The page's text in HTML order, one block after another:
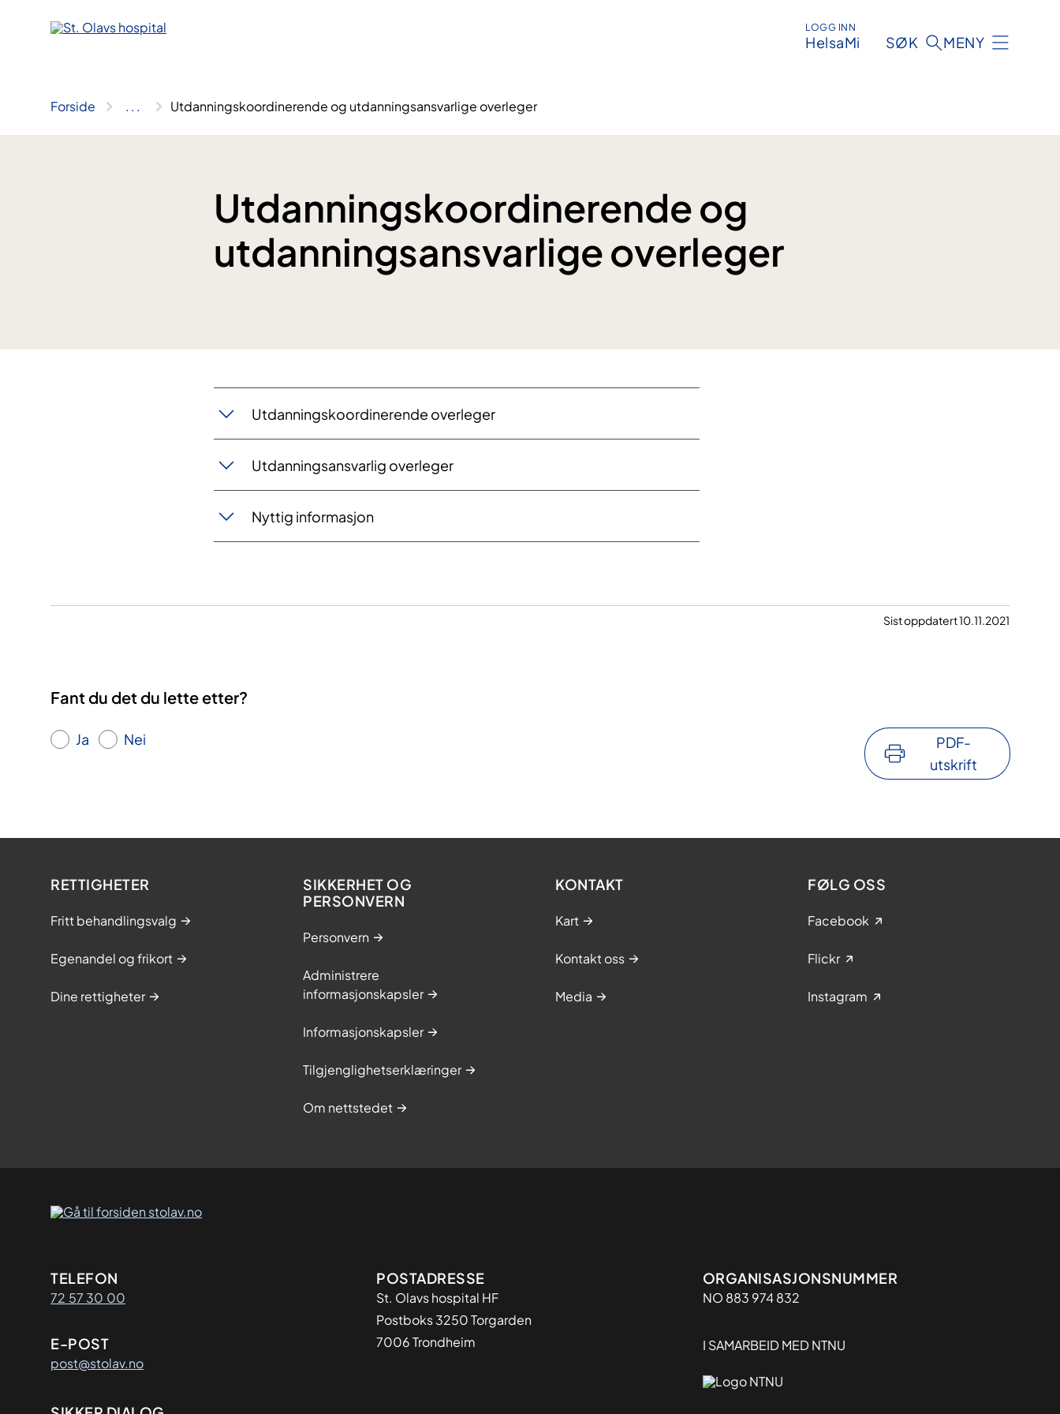
LOGG INN
HelsaMi SØK MENY
Forside .. . Utdanningskoordinerende og utdanningsansvarlige overleger
Utdanningskoordinerende og
utdanningsansvarlige overleger
​Utdanningskoordinerende overleger
Utdanningsansvarlig overleger
Nyttig informasjon
Sist oppdatert 10.11.2021
Fant du det du lette etter?
Ja Nei
PDF-
utskrift
RETTIGHETER
Fritt behandlingsvalg
Egenandel og frikort
Dine rettigheter
SIKKERHET OG
PERSONVERN
Personvern
Administrere
informasjonskapsler
Informasjonskapsler
Tilgjenglighetserklæringer
Om nettstedet
KONTAKT
Kart
Kontakt oss
Media
FØLG OSS
Facebook
Flickr
Instagram
Kontaktinformasjon
TELEFON
72 57 30 00
E-POST
post@stolav.no
Adresse
POSTADRESSE
St. Olavs hospital HF
Postboks 3250 Torgarden
7006 Trondheim
Organisasjon
ORGANISASJONSNUMMER
NO 883 974 832
I SAMARBEID MED NTNU